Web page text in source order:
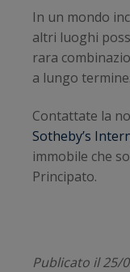
In un mondo
altri luoghi
rara
a lungo termine.
Contattate la
Sotheby’s
immobile che
Principato.
Publicato il 25/